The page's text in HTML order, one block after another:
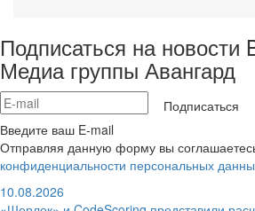
Подписаться на новости
Медиа группы Авангард
Подписаться
Введите ваш E-mail
Отправляя данную форму вы
конфиденциальности персональных
10.08.2026